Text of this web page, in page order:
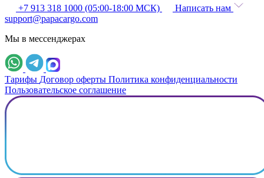
+7 913 318 1000 (05:00-18:00 МСК)
Написать нам
support@papacargo.com
Мы в мессенджерах
Тарифы Договор оферты Политика конфиденциальности
Пользовательское соглашение